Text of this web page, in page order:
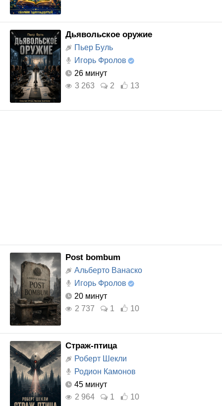
Дьявольское оружие
Пьер Буль
Игорь Фролов
26 минут
3 263
2 13
Post bombum
Альберто Ванаско
Игорь Фролов
20 минут
2 737
1 10
Страж-птица
Роберт Шекли
Родион Камонов
45 минут
2 964
1 10